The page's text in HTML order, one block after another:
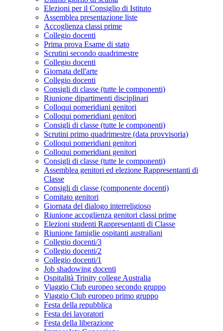
Elezioni per il Consiglio di Istituto
Assemblea presentazione liste
Accoglienza classi prime
Collegio docenti
Prima prova Esame di stato
Scrutini secondo quadrimestre
Collegio docenti
Giornata dell'arte
Collegio docenti
Consigli di classe (tutte le componenti)
Riunione dipartimenti disciplinari
Colloqui pomeridiani genitori
Colloqui pomeridiani genitori
Consigli di classe (tutte le componenti)
Scrutini primo quadrimestre (data provvisoria)
Colloqui pomeridiani genitori
Colloqui pomeridiani genitori
Consigli di classe (tutte le componenti)
Assemblea genitori ed elezione Rappresentanti di
Classe
Consigli di classe (componente docenti)
Comitato genitori
Giornata del dialogo interreligioso
Riunione accoglienza genitori classi prime
Elezioni studenti Rappresentanti di Classe
Riunione famiglie ospitanti australiani
Collegio docenti/3
Collegio docenti/2
Collegio docenti/1
Job shadowing docenti
Ospitalità Trinity college Australia
Viaggio Club europeo secondo gruppo
Viaggio Club europeo primo gruppo
Festa della repubblica
Festa dei lavoratori
Festa della liberazione